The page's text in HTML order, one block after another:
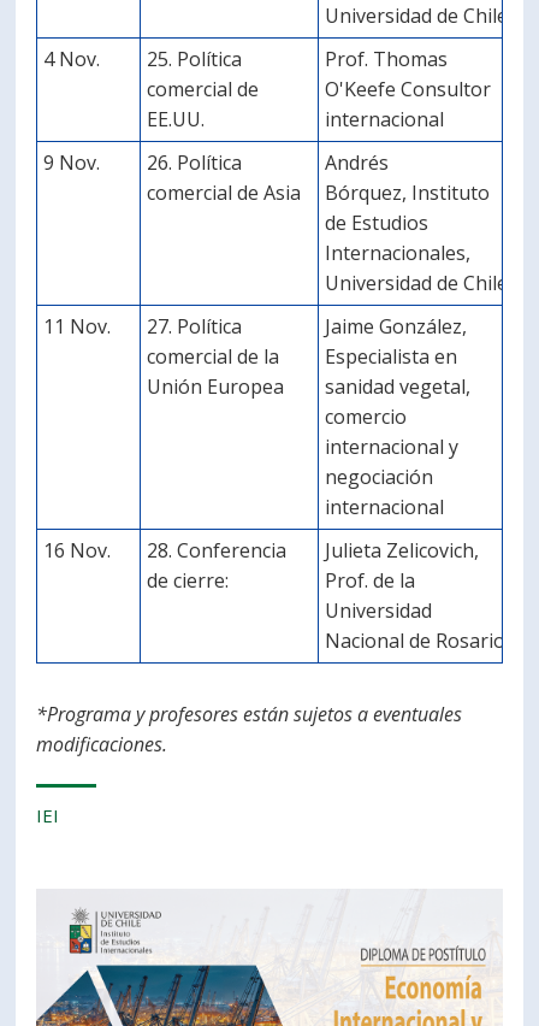
Universidad de Chile
4 Nov.
25. Política
comercial de
EE.UU.
Prof. Thomas
O'Keefe Consultor
internacional
9 Nov.
26. Política
comercial de Asia
Andrés
Bórquez, Instituto
de Estudios
Internacionales,
Universidad de Chile
11 Nov.
27. Política
comercial de la
Unión Europea
Jaime González,
Especialista en
sanidad vegetal,
comercio
internacional y
negociación
internacional
16 Nov.
28. Conferencia
de cierre:
Julieta Zelicovich,
Prof. de la
Universidad
Nacional de Rosario
*Programa y profesores están sujetos a eventuales
modificaciones.
IEI